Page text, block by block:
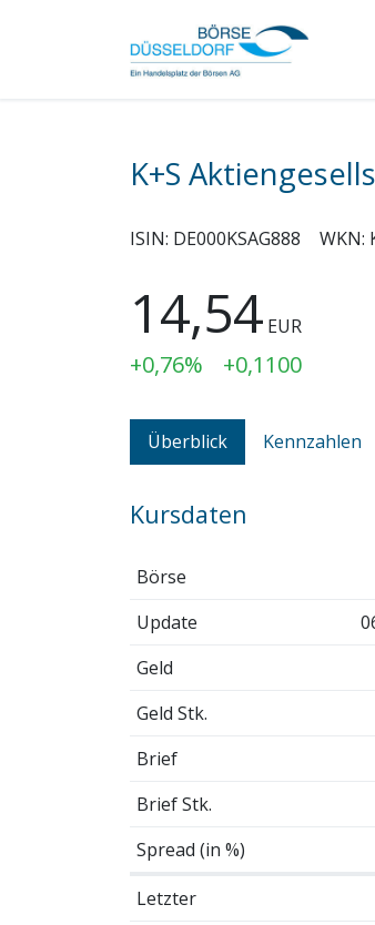
K+S
ISIN: DE000KSAG888 WKN:
14,54 EUR
+0,76% +0,1100
Überblick Kennzahlen
Kursdaten
Börse
Update
Geld
Geld Stk.
Brief
Brief Stk.
Spread (in %)
Letzter